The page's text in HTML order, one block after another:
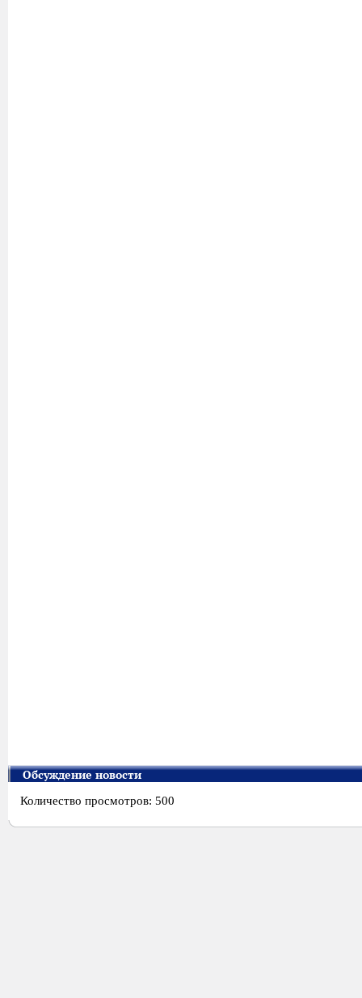
Обсуждение новости
Количество просмотров: 500